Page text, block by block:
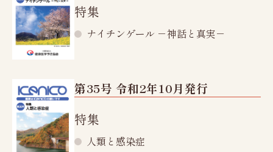
特集
ナイチンゲール －神話と真実－
第35号 令和2年10月発行
特集
人類と感染症